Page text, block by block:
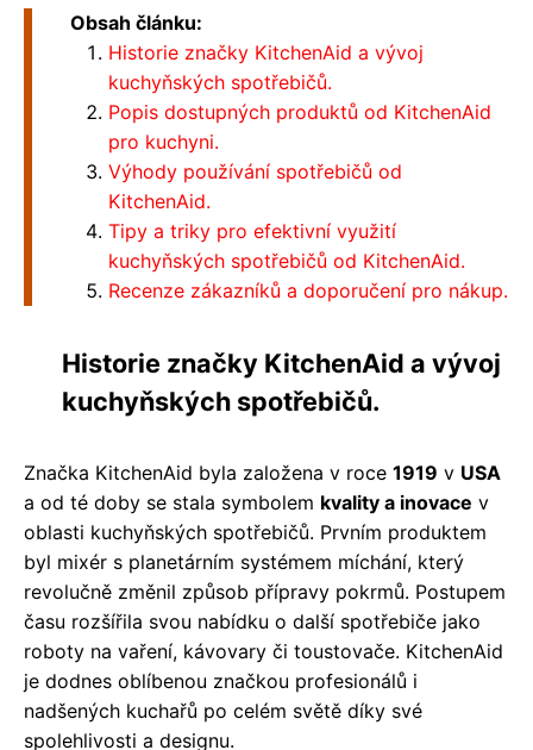
Obsah článku:
Historie značky KitchenAid a vývoj
kuchyňských spotřebičů.
Popis dostupných produktů od KitchenAid
pro kuchyni.
Výhody používání spotřebičů od
KitchenAid.
Tipy a triky pro efektivní využití
kuchyňských spotřebičů od KitchenAid.
Recenze zákazníků a doporučení pro nákup.
Historie značky KitchenAid a vývoj
kuchyňských spotřebičů.
Značka KitchenAid byla založena v roce 1919 v USA
a od té doby se stala symbolem kvality a inovace v
oblasti kuchyňských spotřebičů. Prvním produktem
byl mixér s planetárním systémem míchání, který
revolučně změnil způsob přípravy pokrmů. Postupem
času rozšířila svou nabídku o další spotřebiče jako
roboty na vaření, kávovary či toustovače. KitchenAid
je dodnes oblíbenou značkou profesionálů i
nadšených kuchařů po celém světě díky své
spolehlivosti a designu.